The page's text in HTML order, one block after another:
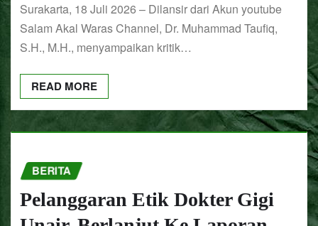
Surakarta, 18 Juli 2026 – Dilansir dari Akun youtube
Salam Akal Waras Channel, Dr. Muhammad Taufiq,
S.H., M.H., menyampaikan kritik…
READ MORE
BERITA
Pelanggaran Etik Dokter Gigi